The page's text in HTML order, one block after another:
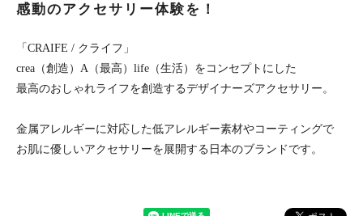
感動のアクセサリー体験を！
「CRAIFE / クライフ」
crea（創造）A（最高）life（生活）をコンセプトにした
最高のおしゃれライフを創造するデザイナーズアクセサリー。
金属アレルギーに対応した低アレルギー素材やコーティングで
お肌に優しいアクセサリーを展開する日本のブランドです。